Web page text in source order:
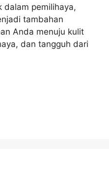
dalam pemilihaya,
tambahan
Anda menuju kulit
dan tangguh dari